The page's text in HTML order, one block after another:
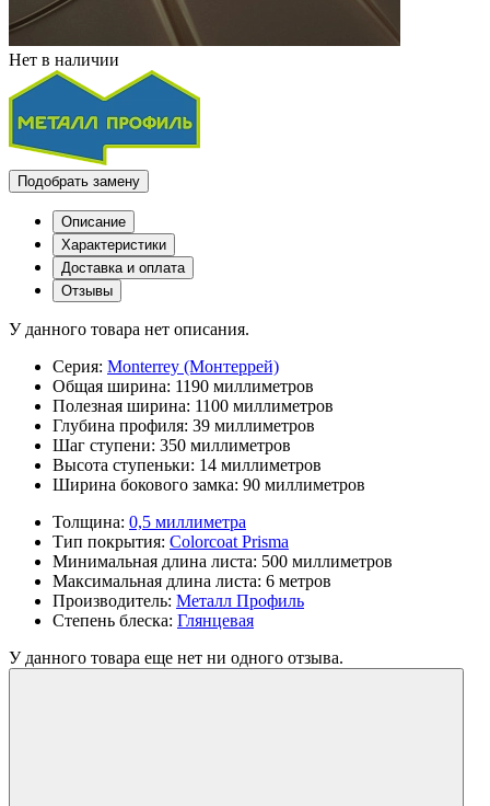
Нет в наличии
Подобрать замену
Описание
Характеристики
Доставка и оплата
Отзывы
У данного товара нет описания.
Серия: Monterrey (Монтеррей)
Общая ширина: 1190 миллиметров
Полезная ширина: 1100 миллиметров
Глубина профиля: 39 миллиметров
Шаг ступени: 350 миллиметров
Высота ступеньки: 14 миллиметров
Ширина бокового замка: 90 миллиметров
Толщина: 0,5 миллиметра
Тип покрытия: Colorcoat Prisma
Минимальная длина листа: 500 миллиметров
Максимальная длина листа: 6 метров
Производитель: Металл Профиль
Степень блеска: Глянцевая
У данного товара еще нет ни одного отзыва.